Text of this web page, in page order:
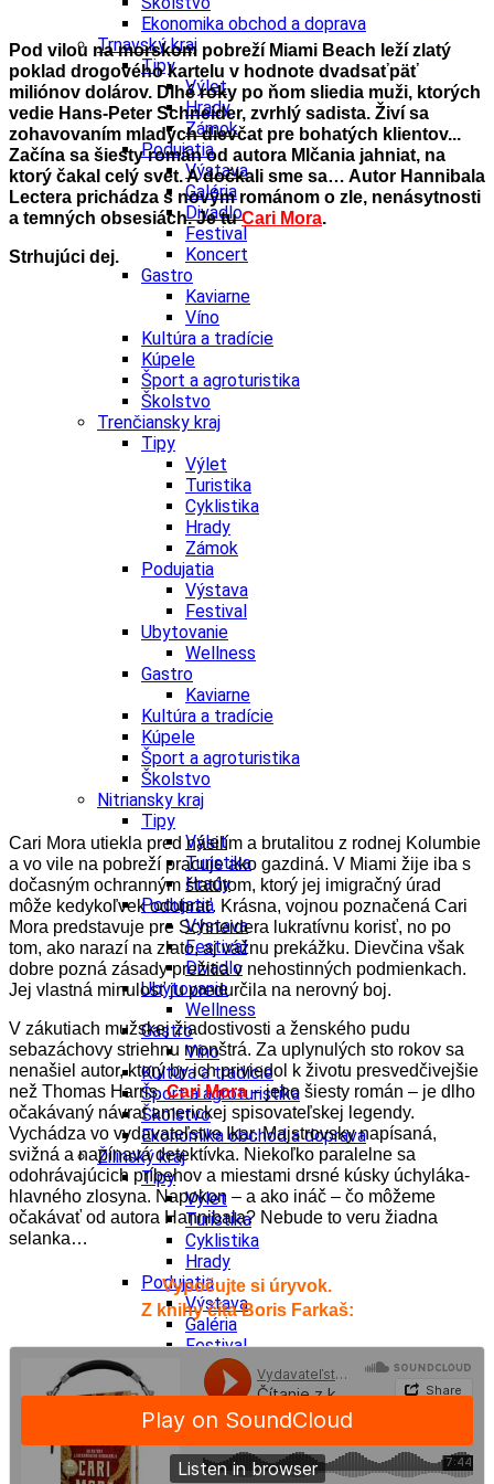
Ekonomika obchod a doprava
Trnavský kraj
Tipy
Výlet
Hrady
Zámok
Podujatia
Výstava
Galéria
Divadlo
Festival
Koncert
Gastro
Kaviarne
Víno
Kultúra a tradície
Kúpele
Šport a agroturistika
Školstvo
Trenčiansky kraj
Tipy
Výlet
Turistika
Cyklistika
Hrady
Zámok
Podujatia
Výstava
Festival
Ubytovanie
Wellness
Gastro
Kaviarne
Kultúra a tradície
Kúpele
Šport a agroturistika
Školstvo
Nitriansky kraj
Tipy
Výlet
Turistika
Hrady
Podujatia
Výstava
Festival
Divadlo
Ubytovanie
Wellness
Gastro
Víno
Kultúra a tradície
Šport a agroturistika
Školstvo
Ekonomika obchod a doprava
Žilinský kraj
Tipy
Výlet
Turistika
Cyklistika
Hrady
Podujatia
Výstava
Galéria
Festival
Folklór
Koncert
Ubytovanie
Pobyty
Wellness
Gastro
Pod vilou na morskom pobreží Miami Beach leží zlatý
poklad drogového kartelu v hodnote dvadsaťpäť
miliónov dolárov. Dlhé roky po ňom sliedia muži, ktorých
vedie Hans-Peter Schneider, zvrhlý sadista. Živí sa
zohavovaním mladých dievčat pre bohatých klientov...
Začína sa šiesty román od autora Mlčania jahniat, na
ktorý čakal celý svet. A dočkali sme sa… Autor Hannibala
Lectera prichádza s novým románom o zle, nenásytnosti
a temných obsesiách. Je tuCari Mora.
Strhujúci dej.
Cari Mora utiekla pred násilím a brutalitou z rodnej Kolumbie
a vo vile na pobreží pracuje ako gazdiná. V Miami žije iba s
dočasným ochranným štatútom, ktorý jej imigračný úrad
môže kedykoľvek odobrať. Krásna, vojnou poznačená Cari
Mora predstavuje pre Schneidera lukratívnu korisť, no po
tom, ako narazí na zlato, aj vážnu prekážku. Dievčina však
dobre pozná zásady prežitia v nehostinných podmienkach.
Jej vlastná minulosť ju predurčila na nerovný boj.
V zákutiach mužskej žiadostivosti a ženského pudu
sebazáchovy striehnu monštrá. Za uplynulých sto rokov sa
nenašiel autor, ktorý by ich priviedol k životu presvedčivejšie
než Thomas Harris.Cari Mora– jeho šiesty román – je dlho
očakávaný návrat americkej spisovateľskej legendy.
Vychádza vo vydavateľstve Ikar.Majstrovsky napísaná,
svižná a napínavá detektívka. Niekoľko paralelne sa
odohrávajúcich príbehov a miestami drsné kúsky úchyláka-
hlavného zlosyna. Napokon – a ako ináč – čo môžeme
očakávať od autora Hannibala? Nebude to veru žiadna
selanka…
Vypočujte si úryvok.
Z knihy číta Boris Farkaš: